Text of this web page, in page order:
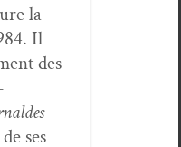
la
Il
des
des
ses